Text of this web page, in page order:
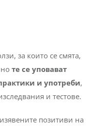
за които се смята,
те се уповават
и употреби,
и тестове.
позитиви на